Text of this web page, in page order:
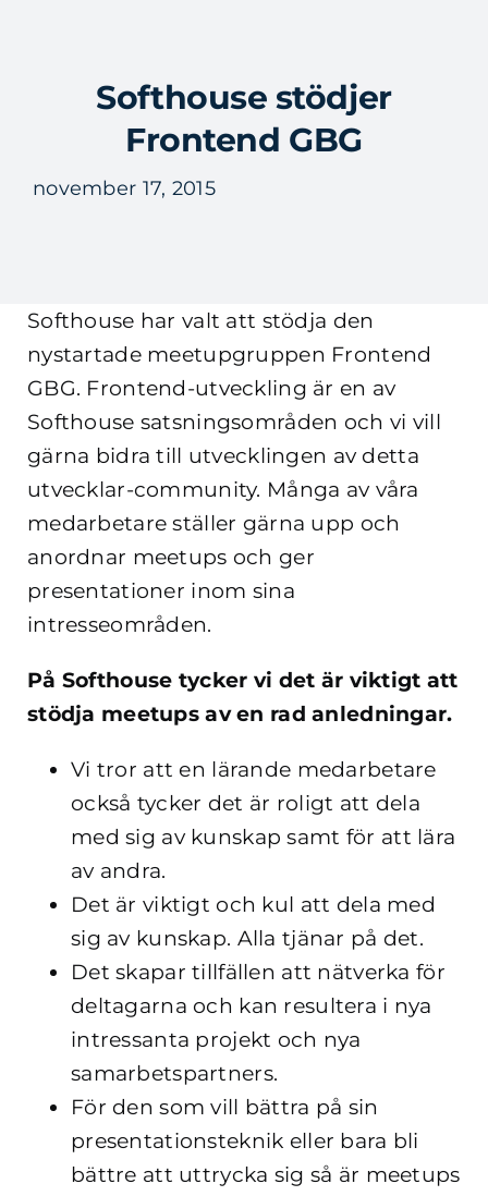
innehålletSofthouse stödjer
Frontend GBG
november 17, 2015
Softhouse har valt att stödja den
nystartade meetupgruppen Frontend
GBG. Frontend-utveckling är en av
Softhouse satsningsområden och vi vill
gärna bidra till utvecklingen av detta
utvecklar-community. Många av våra
medarbetare ställer gärna upp och
anordnar meetups och ger
presentationer inom sina
intresseområden.
På Softhouse tycker vi det är viktigt att
stödja meetups av en rad anledningar.
Vi tror att en lärande medarbetare
också tycker det är roligt att dela
med sig av kunskap samt för att lära
av andra.
Det är viktigt och kul att dela med
sig av kunskap. Alla tjänar på det.
Det skapar tillfällen att nätverka för
deltagarna och kan resultera i nya
intressanta projekt och nya
samarbetspartners.
För den som vill bättra på sin
presentationsteknik eller bara bli
bättre att uttrycka sig så är meetups